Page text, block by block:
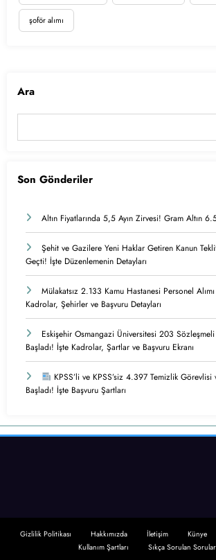
şoför alımı
Ara
Son Gönderiler
Altın Fiyatlarında 5,5 Ayın Zirvesi! Gram Altın
Şehit ve Gazilere Yeni Haklar Getiren Kanun
Geçti! İşte Düzenlemenin Detayları
Mülakatsız 2.133 Kamu Hastanesi Personel
Kadrolar, Şehirler ve Başvuru Detayları
Eskişehir Osmangazi Üniversitesi 203 Sözleşmeli
Başladı! İşte Kadrolar, Şartlar ve Başvuru Ekranı
KPSS’li ve KPSS’siz 4.397 Temizlik Görevlisi
Başladı! İşte Başvuru Şartları
Gizlilik Politikası Hakkımızda İletişim Künye
Kullanım Şartları
Sıkça Sorulan Sorular